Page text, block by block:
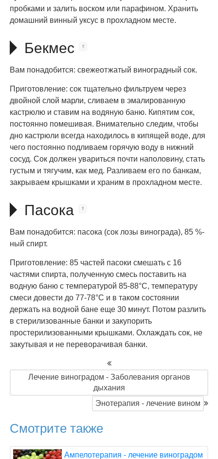
пробками и залить воском или парафином. Хранить
домашний винный уксус в прохладном месте.
Бекмес
Вам понадобится: свежеотжатый виноградный сок.
Приготовление: сок тщательно фильтруем через
двойной слой марли, сливаем в эмалированную
кастрюлю и ставим на водяную баню. Кипятим сок,
постоянно помешивая. Внимательно следим, чтобы
дно кастрюли всегда находилось в кипящей воде, для
чего постоянно подливаем горячую воду в нижний
сосуд. Сок должен увариться почти наполовину, стать
густым и тягучим, как мед. Разливаем его по банкам,
закрываем крышками и храним в прохладном месте.
Пасока
Вам понадобится: пасока (сок лозы винограда), 85 %-
ный спирт.
Приготовление: 85 частей пасоки смешать с 16
частями спирта, полученную смесь поставить на
водную баню с температурой 85-88°C, температуру
смеси довести до 77-78°C и в таком состоянии
держать на водной бане еще 30 минут. Потом разлить
в стерилизованные банки и закупорить
простерилизованными крышками. Охлаждать сок, не
закутывая и не переворачивая банки.
Лечение виноградом - Заболевания органов
дыхания
Энотерапия - лечение вином
Смотрите также
Ампелотерапия - лечение виноградом